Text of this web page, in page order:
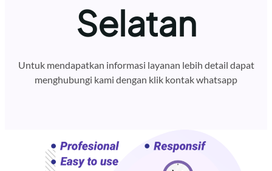
Selatan
Untuk mendapatkan informasi layanan lebih detail dapat
menghubungi kami dengan klik kontak whatsapp